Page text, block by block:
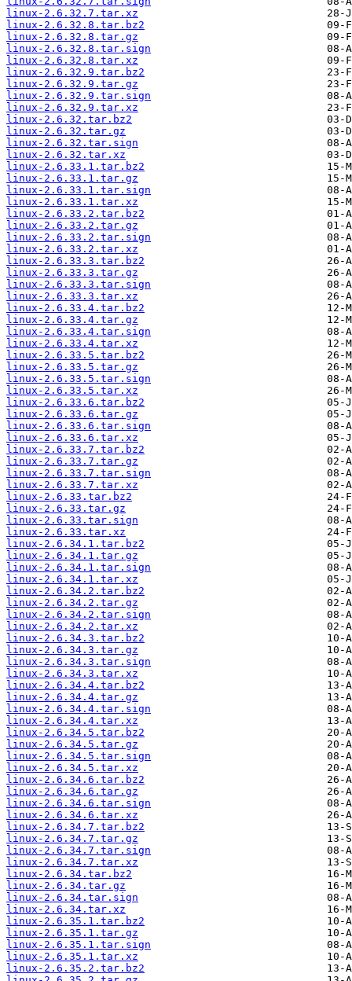
linux-2.6.32.7.tar.xz
linux-2.6.32.8.tar.bz2
linux-2.6.32.8.tar.gz
linux-2.6.32.8.tar.sign
linux-2.6.32.8.tar.xz
linux-2.6.32.9.tar.bz2
linux-2.6.32.9.tar.gz
linux-2.6.32.9.tar.sign
linux-2.6.32.9.tar.xz
linux-2.6.32.tar.bz2
linux-2.6.32.tar.gz
linux-2.6.32.tar.sign
linux-2.6.32.tar.xz
linux-2.6.33.1.tar.bz2
linux-2.6.33.1.tar.gz
linux-2.6.33.1.tar.sign
linux-2.6.33.1.tar.xz
linux-2.6.33.2.tar.bz2
linux-2.6.33.2.tar.gz
linux-2.6.33.2.tar.sign
linux-2.6.33.2.tar.xz
linux-2.6.33.3.tar.bz2
linux-2.6.33.3.tar.gz
linux-2.6.33.3.tar.sign
linux-2.6.33.3.tar.xz
linux-2.6.33.4.tar.bz2
linux-2.6.33.4.tar.gz
linux-2.6.33.4.tar.sign
linux-2.6.33.4.tar.xz
linux-2.6.33.5.tar.bz2
linux-2.6.33.5.tar.gz
linux-2.6.33.5.tar.sign
linux-2.6.33.5.tar.xz
linux-2.6.33.6.tar.bz2
linux-2.6.33.6.tar.gz
linux-2.6.33.6.tar.sign
linux-2.6.33.6.tar.xz
linux-2.6.33.7.tar.bz2
linux-2.6.33.7.tar.gz
linux-2.6.33.7.tar.sign
linux-2.6.33.7.tar.xz
linux-2.6.33.tar.bz2
linux-2.6.33.tar.gz
linux-2.6.33.tar.sign
linux-2.6.33.tar.xz
linux-2.6.34.1.tar.bz2
linux-2.6.34.1.tar.gz
linux-2.6.34.1.tar.sign
linux-2.6.34.1.tar.xz
linux-2.6.34.2.tar.bz2
linux-2.6.34.2.tar.gz
linux-2.6.34.2.tar.sign
linux-2.6.34.2.tar.xz
linux-2.6.34.3.tar.bz2
linux-2.6.34.3.tar.gz
linux-2.6.34.3.tar.sign
linux-2.6.34.3.tar.xz
linux-2.6.34.4.tar.bz2
linux-2.6.34.4.tar.gz
linux-2.6.34.4.tar.sign
linux-2.6.34.4.tar.xz
linux-2.6.34.5.tar.bz2
linux-2.6.34.5.tar.gz
linux-2.6.34.5.tar.sign
linux-2.6.34.5.tar.xz
linux-2.6.34.6.tar.bz2
linux-2.6.34.6.tar.gz
linux-2.6.34.6.tar.sign
linux-2.6.34.6.tar.xz
linux-2.6.34.7.tar.bz2
linux-2.6.34.7.tar.gz
linux-2.6.34.7.tar.sign
linux-2.6.34.7.tar.xz
linux-2.6.34.tar.bz2
linux-2.6.34.tar.gz
linux-2.6.34.tar.sign
linux-2.6.34.tar.xz
linux-2.6.35.1.tar.bz2
linux-2.6.35.1.tar.gz
linux-2.6.35.1.tar.sign
linux-2.6.35.1.tar.xz
linux-2.6.35.2.tar.bz2